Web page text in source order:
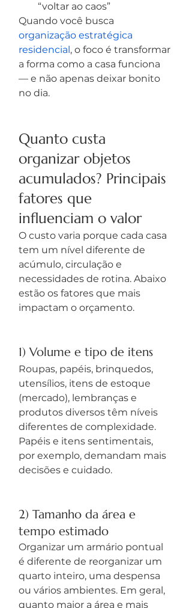
“voltar ao caos”
Quando você busca
organização estratégica
residencial, o foco é transformar
a forma como a casa funciona
— e não apenas deixar bonito
no dia.
Quanto custa
organizar objetos
acumulados? Principais
fatores que
influenciam o valor
O custo varia porque cada casa
tem um nível diferente de
acúmulo, circulação e
necessidades de rotina. Abaixo
estão os fatores que mais
impactam o orçamento.
1) Volume e tipo de itens
Roupas, papéis, brinquedos,
utensílios, itens de estoque
(mercado), lembranças e
produtos diversos têm níveis
diferentes de complexidade.
Papéis e itens sentimentais,
por exemplo, demandam mais
decisões e cuidado.
2) Tamanho da área e
tempo estimado
Organizar um armário pontual
é diferente de reorganizar um
quarto inteiro, uma despensa
ou vários ambientes. Em geral,
quanto maior a área e mais